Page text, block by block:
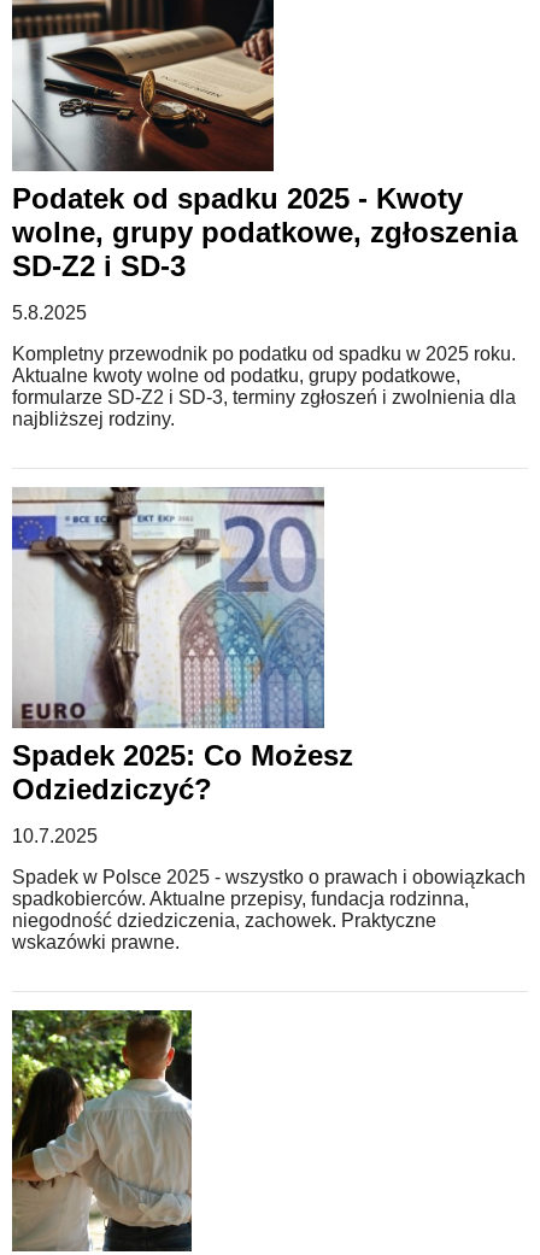
Podatek od spadku 2025 - Kwoty
wolne, grupy podatkowe, zgłoszenia
SD-Z2 i SD-3
5.8.2025
Kompletny przewodnik po podatku od spadku w 2025 roku.
Aktualne kwoty wolne od podatku, grupy podatkowe,
formularze SD-Z2 i SD-3, terminy zgłoszeń i zwolnienia dla
najbliższej rodziny.
Spadek 2025: Co Możesz
Odziedziczyć?
10.7.2025
Spadek w Polsce 2025 - wszystko o prawach i obowiązkach
spadkobierców. Aktualne przepisy, fundacja rodzinna,
niegodność dziedziczenia, zachowek. Praktyczne
wskazówki prawne.